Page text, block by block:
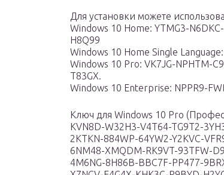
Для установки можете
Windows 10 Home: YTMG3-
H8Q99
Windows 10 Home Single
Windows 10 Pro: VK7JG-NPHTM-
T83GX.
Windows 10 Enterprise: NPPR9-
Ключ для Windows 10 Pro
KVN8D-W32H3-V4T64-TG9T2-
2KTKN-884WP-64YW2-Y2KVC-
6NM48-XMQDM-RK9VT-93TFW-
4M6NG-8H86B-BBC7F-PP477-